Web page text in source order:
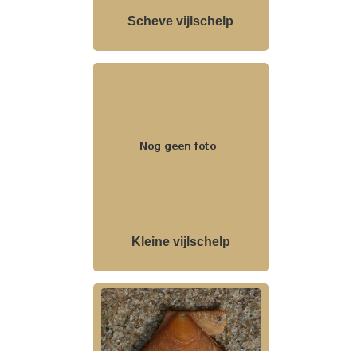
Scheve vijlschelp
Kleine vijlschelp